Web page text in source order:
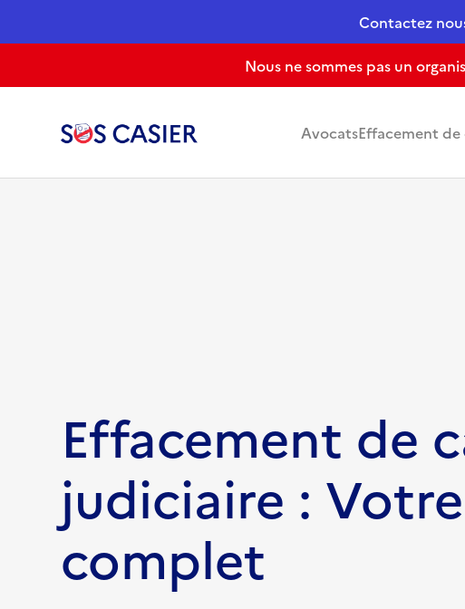
Contactez
Nous ne sommes pas un
AvocatsEffacement de
Effacement de
judiciaire :
complet